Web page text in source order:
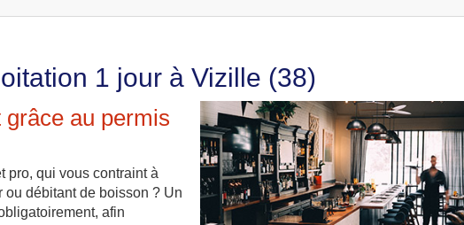
1 jour à Vizille (38)
au permis
pro, qui vous contraint à
ou débitant de boisson ? Un
afin